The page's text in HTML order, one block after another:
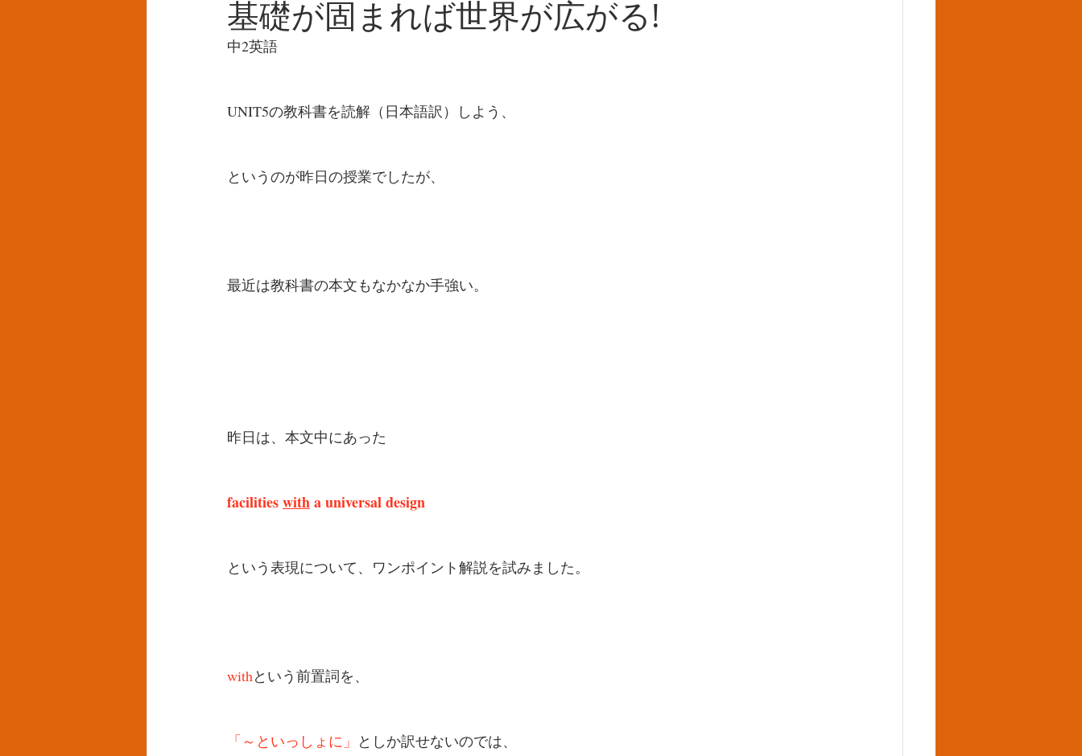
基礎が固まれば世界が広がる!
中2英語
UNIT5の教科書を読解（日本語訳）しよう、
というのが昨日の授業でしたが、
最近は教科書の本文もなかなか手強い。
昨日は、本文中にあった
facilities with a universal design
という表現について、ワンポイント解説を試みました。
withという前置詞を、
「～といっしょに」 としか訳せないのでは、